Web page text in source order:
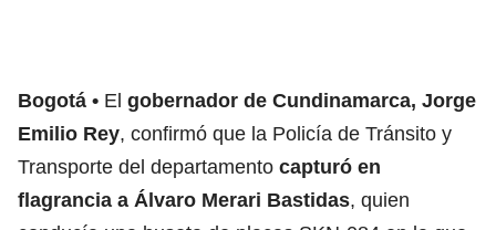
Bogotá El gobernador de Cundinamarca, Jorge
Emilio Rey, confirmó que la Policía de Tránsito y
Transporte del departamento capturó en
flagrancia a Álvaro Merari Bastidas, quien